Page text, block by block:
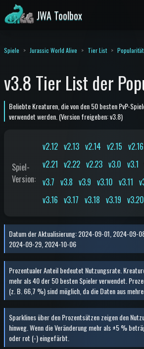
JWA Toolbox
Spiele Jurassic World Alive Tier List Popularität
v3.8 Tier List der
Beliebte Kreaturen, die von den 50 besten PvP-
verwendet werden. (Version freigeben: v3.8)
Spiel-
Version:
v2.12 v2.13 v2.14 v2.15 v2.16
v2.21 v2.22 v2.23 v3.0 v3.1
v3.7 v3.8 v3.9 v3.10 v3.11
v3.16 v3.17 v3.18 v3.19 v3.20
Datum der Aktualisierung:2024-09-01, 2024-09-
2024-09-29, 2024-10-06
Prozentualer Anteil bedeutet Nutzungsrate.
mehr als 40 der 50 besten Spieler verwendet.
(z. B. 66,7 %) sind möglich, da die Daten aus
Sparklines über den Prozentsätzen zeigen den
hinweg. Wenn die Veränderung mehr als ±5 %
oder rot (-) eingefärbt.